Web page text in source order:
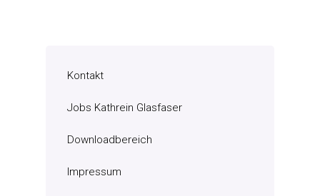
Kontakt
Jobs Kathrein Glasfaser
Downloadbereich
Impressum